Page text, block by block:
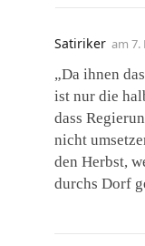
Satiriker am 7.
„Da ihnen
ist nur die
dass
nicht
den Herbst,
durchs Dorf